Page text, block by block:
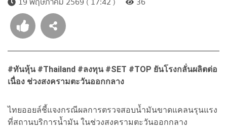
#ทันหุ้น #Thailand #ลงทุน #SET #TOP ยันโรงกลั่นผลิตต่อ
เนื่อง ช่วงสงครามตะวันออกกลาง
ไทยออยล์ชี้แจงกรณีผลการตรวจสอบน้ำมันขาดแคลนรุนแรง
ที่สถานบริการน้ำมัน ในช่วงสงครามตะวันออกกลาง